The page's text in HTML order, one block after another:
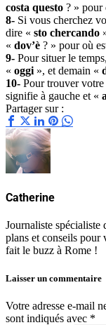
costa questo ? » pour
8- Si vous cherchez
dire « sto chercando
« dov’è ? » pour où
9- Pour situer le
« oggi », et demain «
10- Pour trouver
signifie à gauche et «
Partager sur :
Catherine
Journaliste spécialiste
plans et conseils pour
fait le buzz à Rome !
Laisser un commentaire
Votre adresse e-mail
sont indiqués avec *